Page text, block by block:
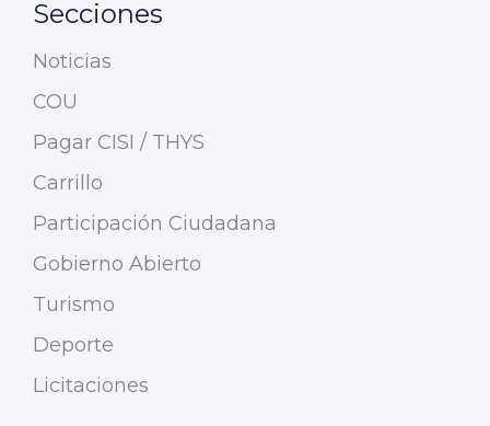
Secciones
Noticias
COU
Pagar CISI / THYS
Carrillo
Participación Ciudadana
Gobierno Abierto
Turismo
Deporte
Licitaciones